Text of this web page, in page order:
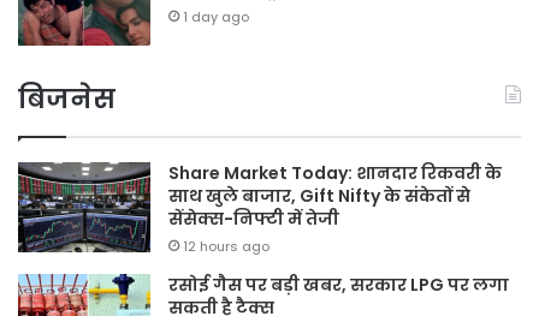
1 day ago
बिजनेस
Share Market Today: शानदार रिकवरी के
साथ खुले बाजार, Gift Nifty के संकेतों से
सेंसेक्स-निफ्टी में तेजी
12 hours ago
रसोई गैस पर बड़ी खबर, सरकार LPG पर लगा
सकती है टैक्स